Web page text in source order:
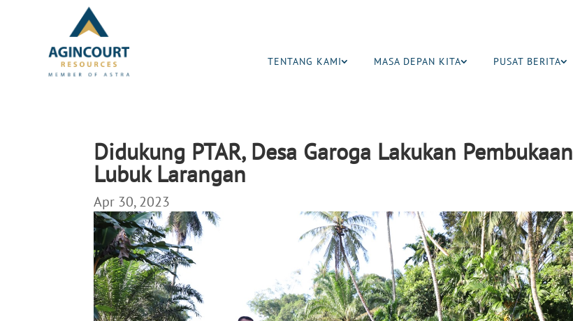
TENTANG KAMI MASA DEPAN KITA PUSAT BERITA
Didukung PTAR, Desa Garoga Lakukan Pembukaan
Lubuk Larangan
Apr 30, 2023